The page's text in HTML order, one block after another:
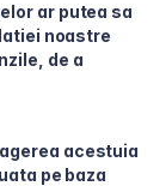
ar putea sa
noastre
de a
acestuia
pe baza